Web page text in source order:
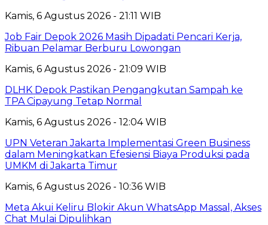
Kamis, 6 Agustus 2026 - 21:11 WIB
Job Fair Depok 2026 Masih Dipadati Pencari Kerja,
Ribuan Pelamar Berburu Lowongan
Kamis, 6 Agustus 2026 - 21:09 WIB
DLHK Depok Pastikan Pengangkutan Sampah ke
TPA Cipayung Tetap Normal
Kamis, 6 Agustus 2026 - 12:04 WIB
UPN Veteran Jakarta Implementasi Green Business
dalam Meningkatkan Efesiensi Biaya Produksi pada
UMKM di Jakarta Timur
Kamis, 6 Agustus 2026 - 10:36 WIB
Meta Akui Keliru Blokir Akun WhatsApp Massal, Akses
Chat Mulai Dipulihkan